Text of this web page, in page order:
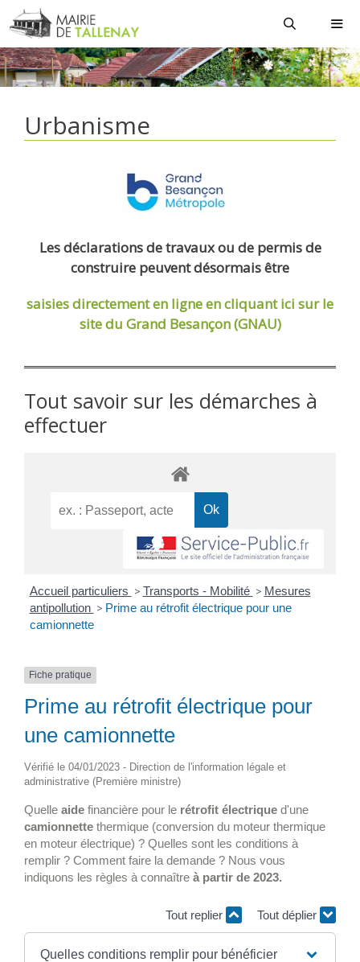
Aller
au
contenu
Urbanisme
Les déclarations de travaux ou de permis de
construire peuvent désormais être
saisies directement en ligneen cliquant ici sur le
site du Grand Besançon (GNAU)
Tout savoir sur les démarches à
effectuer
Accueil particuliers > Transports - Mobilité > Mesures
antipollution > Prime au rétrofit électrique pour une
camionnette
Fiche pratique
Prime au rétrofit électrique pour
une camionnette
Vérifié le 04/01/2023 - Direction de l'information légale et
administrative (Première ministre)
Quelle aide financière pour le rétrofit électrique d'une
camionnette thermique (conversion du moteur thermique
en moteur électrique) ? Quelles sont les conditions à
remplir ? Comment faire la demande ? Nous vous
indiquons les règles à connaître à partir de 2023.
Tout replier Tout déplier
Quelles conditions remplir pour bénéficier